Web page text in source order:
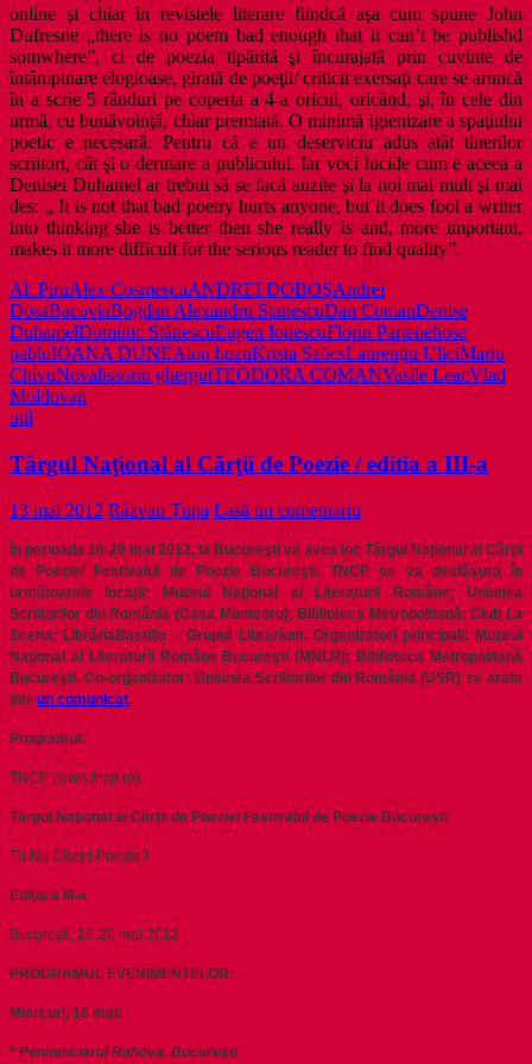
online şi chiar în revistele literare fiindcă aşa cum spune John
Dufresne „there is no poem bad enough that it can’t be publishd
somwhere”, ci de poezia tipărită şi încurajată prin cuvinte de
întâmpinare elogioase, girată de poeţii/ criticii exersaţi care se aruncă
în a scrie 5 rânduri pe coperta a 4-a oricui, oricând, şi, în cele din
urmă, cu bunăvoinţă, chiar premiată. O minimă igienizare a spaţiului
poetic e necesară. Pentru că e un deserviciu adus atât tinerilor
scriitori, cât şi o derutare a publicului. Iar voci lucide cum e aceea a
Denisei Duhamel ar trebui să se facă auzite şi la noi mai mult şi mai
des: „ It is not that bad poetry hurts anyone, but it does fool a writer
into thinking she is better then she really is and, more important,
makes it more difficult for the serious reader to find quality”.
Al. PiruAlex CosmescuANDREI DOBOŞAndrei
DosaBacoviaBogdan Alexandru StanescuDan ComanDenise
DuhamelDominic StănescuEugen IonescuFlorin Partenehose
pabloIOANA DUNEAion buzuKrista SzöcsLaurenţiu UliciMariu
ChivuNovalissorin ghergutTEODORA COMANVasile LeacVlad
Moldovan
util
Târgul Naţional al Cărţii de Poezie / editia a III-a
13 mai 2012 Răzvan Țupa Lasă un comentariu
În perioada 16-20 mai 2012, la Bucureşti va avea loc Târgul Naţional al Cărţii
de Poezie/ Festivalul de Poezie Bucureşti. TNCP se va desfăşura în
următoarele locaţii: Muzeul Naţional al Literaturii Române; Uniunea
Scriitorilor din România (Casa Monteoru); Biblioteca Metropolitană; Club La
Scena;LibrăriaBastilia–Grupul Librarium. Organizatori principali: Muzeul
Naţional al Literaturii Române Bucureşti (MNLR); Biblioteca Metropolitană
Bucureşti. Co-organizator: Uniunea Scriitorilor din România (USR) se arata
intr-un comunicat.
Programul:
TNCP (www.tncp.ro)
Târgul Naţional al Cărţii de Poezie/ Festivalul de Poezie Bucureşti
Tu Nu Citeşti Poezie?
Ediţia a III-a
Bucureşti, 16-20 mai 2012
PROGRAMUL EVENIMENTELOR:
Miercuri, 16 mai:
* Penitenciarul Rahova, Bucureşti